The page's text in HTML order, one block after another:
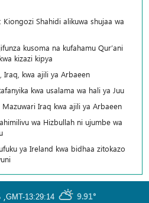
Kiongozi Shahidi alikuwa shujaa wa
kusoma na kufahamu Qur’ani
kizazi kipya
Iraq, kwa ajili ya Arbaeen
kwa usalama wa hali ya Juu
Iraq kwa ajili ya Arbaeen
wa Hizbullah ni ujumbe wa
ya Ireland kwa bidhaa zitokazo
GMT-13:29:14 9.91°
,